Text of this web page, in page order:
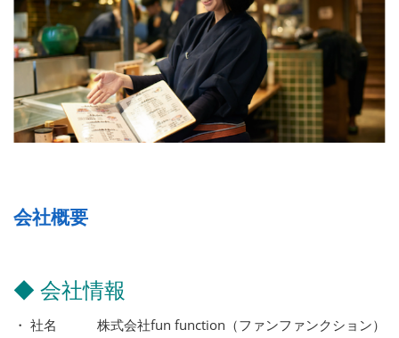
会社概要
◆ 会社情報
・ 社名 株式会社fun function（ファンファンクション）